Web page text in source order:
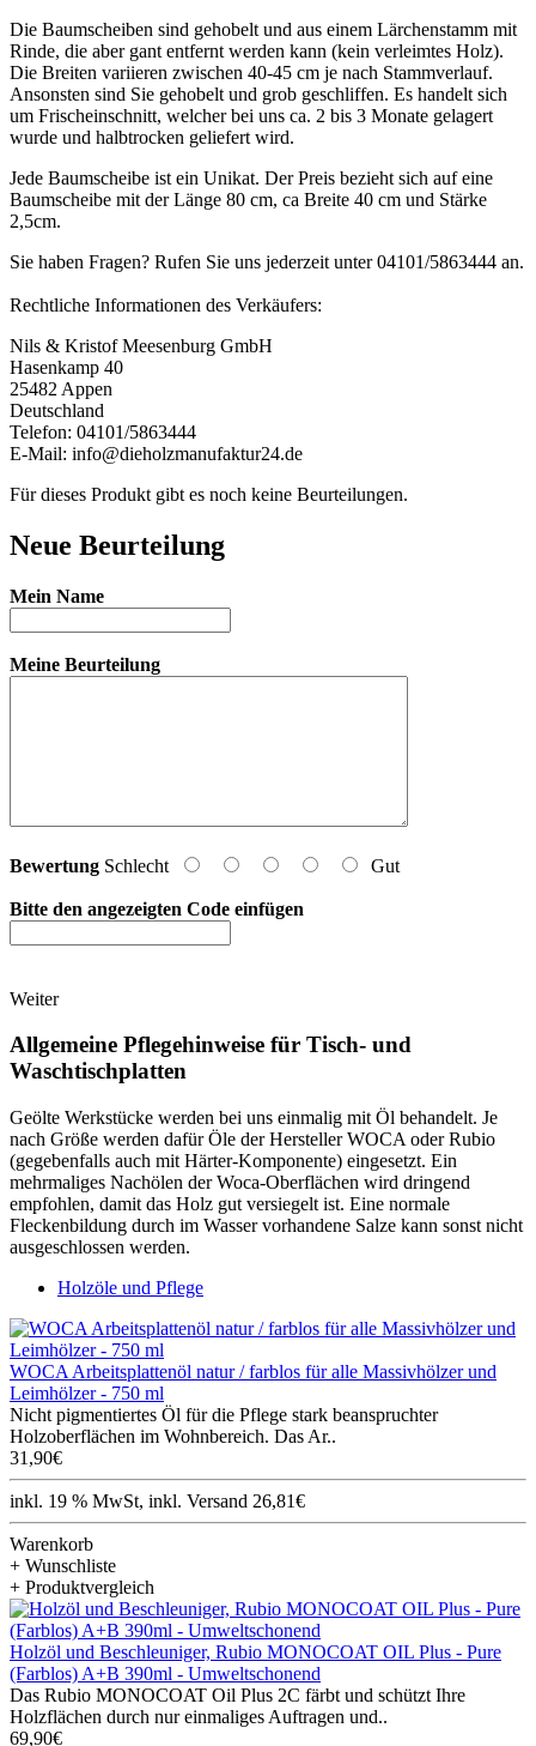
Die Baumscheiben sind gehobelt und aus einem Lärchenstamm mit
Rinde, die aber gant entfernt werden kann (kein verleimtes Holz).
Die Breiten variieren zwischen 40-45 cm je nach Stammverlauf.
Ansonsten sind Sie gehobelt und grob geschliffen. Es handelt sich
um Frischeinschnitt, welcher bei uns ca. 2 bis 3 Monate gelagert
wurde und halbtrocken geliefert wird.
Jede Baumscheibe ist ein Unikat. Der Preis bezieht sich auf eine
Baumscheibe mit der Länge 80 cm, ca Breite 40 cm und Stärke
2,5cm.
Sie haben Fragen? Rufen Sie uns jederzeit unter 04101/5863444 an.
Rechtliche Informationen des Verkäufers:
Nils & Kristof Meesenburg GmbH
Hasenkamp 40
25482 Appen
Deutschland
Telefon: 04101/5863444
E-Mail: info@dieholzmanufaktur24.de
Für dieses Produkt gibt es noch keine Beurteilungen.
Neue Beurteilung
Mein Name
Meine Beurteilung
Bewertung Schlecht Gut
Bitte den angezeigten Code einfügen
Weiter
Allgemeine Pflegehinweise für Tisch- und
Waschtischplatten
Geölte Werkstücke werden bei uns einmalig mit Öl behandelt. Je
nach Größe werden dafür Öle der Hersteller WOCA oder Rubio
(gegebenfalls auch mit Härter-Komponente) eingesetzt. Ein
mehrmaliges Nachölen der Woca-Oberflächen wird dringend
empfohlen, damit das Holz gut versiegelt ist. Eine normale
Fleckenbildung durch im Wasser vorhandene Salze kann sonst nicht
ausgeschlossen werden.
Holzöle und Pflege
WOCA Arbeitsplattenöl natur / farblos für alle Massivhölzer und
Leimhölzer - 750 ml
Nicht pigmentiertes Öl für die Pflege stark beanspruchter
Holzoberflächen im Wohnbereich. Das Ar..
31,90€
inkl. 19 % MwSt, inkl. Versand 26,81€
Warenkorb
+ Wunschliste
+ Produktvergleich
Holzöl und Beschleuniger, Rubio MONOCOAT OIL Plus - Pure
(Farblos) A+B 390ml - Umweltschonend
Das Rubio MONOCOAT Oil Plus 2C färbt und schützt Ihre
Holzflächen durch nur einmaliges Auftragen und..
69,90€